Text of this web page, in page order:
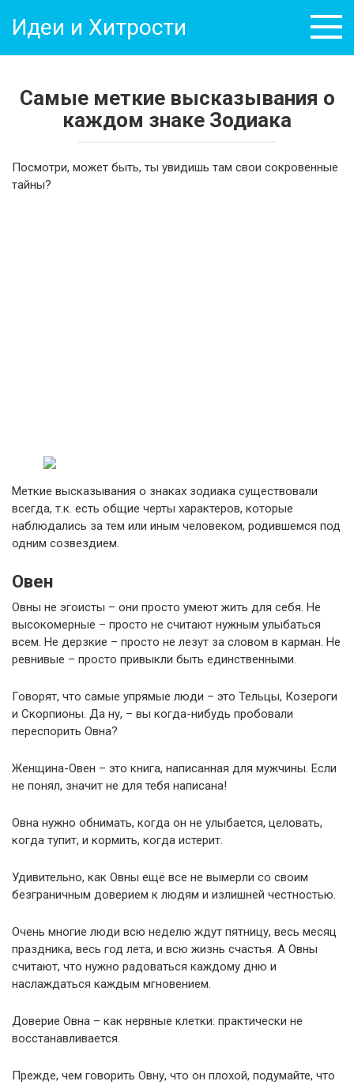
контенту
Идеи и Хитрости
Самые меткие высказывания о
каждом знаке Зодиака
Посмотри, может быть, ты увидишь там свои сокровенные
тайны?
Меткие высказывания о знаках зодиака существовали
всегда, т.к. есть общие черты характеров, которые
наблюдались за тем или иным человеком, родившемся под
одним созвездием.
Овен
Овны не эгоисты – они просто умеют жить для себя. Не
высокомерные – просто не считают нужным улыбаться
всем. Не дерзкие – просто не лезут за словом в карман. Не
ревнивые – просто привыкли быть единственными.
Говорят, что самые упрямые люди – это Тельцы, Козероги
и Скорпионы. Да ну, – вы когда-нибудь пробовали
переспорить Овна?
Женщина-Овен – это книга, написанная для мужчины. Если
не понял, значит не для тебя написана!
Овна нужно обнимать, когда он не улыбается, целовать,
когда тупит, и кормить, когда истерит.
Удивительно, как Овны ещё все не вымерли со своим
безграничным доверием к людям и излишней честностью.
Очень многие люди всю неделю ждут пятницу, весь месяц
праздника, весь год лета, и всю жизнь счастья. А Овны
считают, что нужно радоваться каждому дню и
наслаждаться каждым мгновением.
Доверие Овна – как нервные клетки: практически не
восстанавливается.
Прежде, чем говорить Овну, что он плохой, подумайте, что